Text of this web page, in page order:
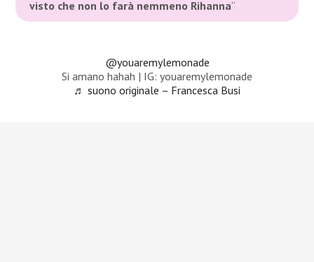
visto che non lo farà nemmeno Rihanna“
@youaremylemonade
Si amano hahah | IG: youaremylemonade
♬ suono originale – Francesca Busi